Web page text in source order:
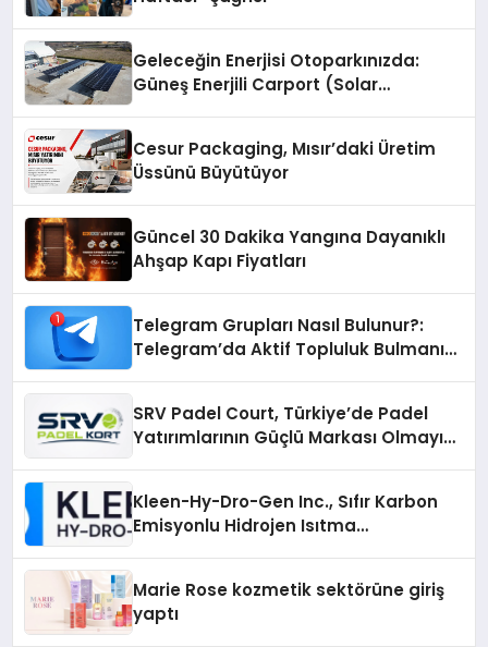
Geleceğin Enerjisi Otoparkınızda:
Güneş Enerjili Carport (Solar
Cesur Packaging, Mısır’daki Üretim
Üssünü Büyütüyor
Güncel 30 Dakika Yangına Dayanıklı
Ahşap Kapı Fiyatları
Telegram Grupları Nasıl Bulunur?:
Telegram’da Aktif Topluluk Bulmanın
SRV Padel Court, Türkiye’de Padel
Yatırımlarının Güçlü Markası Olmayı
Kleen-Hy-Dro-Gen Inc., Sıfır Karbon
Emisyonlu Hidrojen Isıtma
Marie Rose kozmetik sektörüne giriş
yaptı